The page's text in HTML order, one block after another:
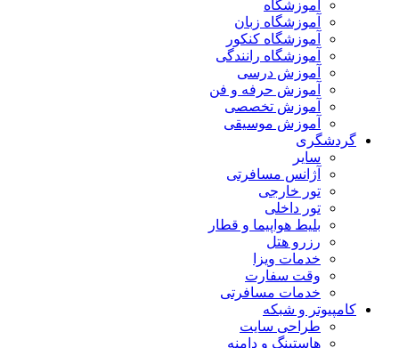
آموزشگاه
آموزشگاه زبان
آموزشگاه کنکور
آموزشگاه رانندگی
آموزش درسی
آموزش حرفه و فن
آموزش تخصصی
آموزش موسیقی
گردشگری
سایر
آژانس مسافرتی
تور خارجی
تور داخلی
بلیط هواپیما و قطار
رزرو هتل
خدمات ویزا
وقت سفارت
خدمات مسافرتی
کامپیوتر و شبکه
طراحی سایت
هاستینگ و دامنه